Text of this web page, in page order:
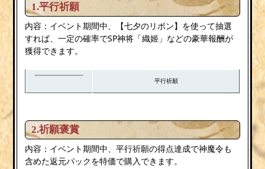
1.平行祈願
内容：イベント期間中、【七夕のリボン】を使って抽選
すれば、一定の確率でSP神将「織姬」などの豪華報酬が
獲得できます。
平行祈願
2.祈願褒賞
内容：イベント期間中、平行祈願の得点達成で神魔令も
含めた返元パックを特価で購入できます。